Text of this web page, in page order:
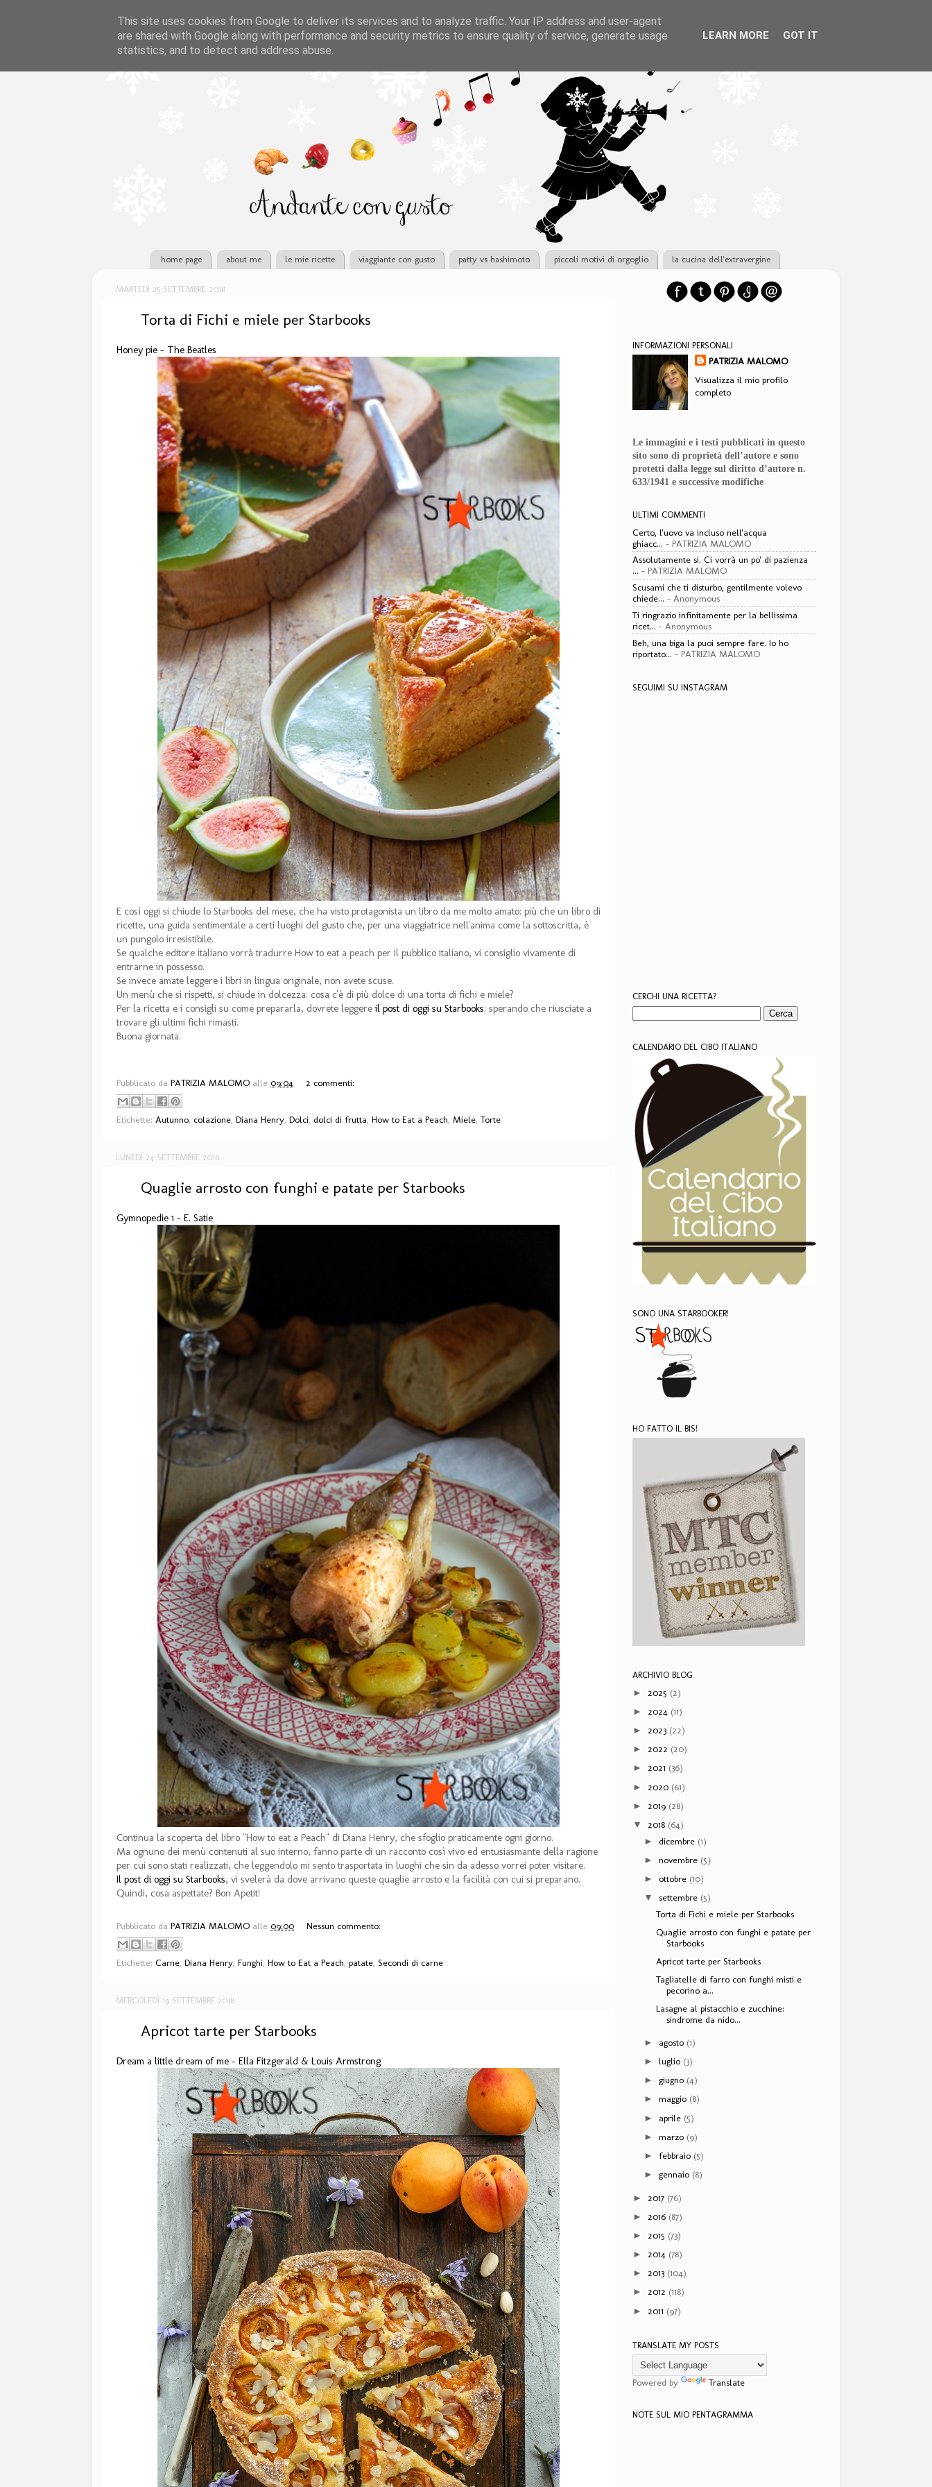
home page about me le mie ricette viaggiante con gusto patty vs hashimoto piccoli motivi di orgoglio la cucina dell'extravergine
MARTEDÌ 25 SETTEMBRE 2018
Torta di Fichi e miele per Starbooks
Honey pie - The Beatles
E così oggi si chiude lo Starbooks del mese, che ha visto protagonista un libro da me molto amato: più che un libro di
ricette, una guida sentimentale a certi luoghi del gusto che, per una viaggiatrice nell'anima come la sottoscritta, è
un pungolo irresistibile.
Se qualche editore italiano vorrà tradurre How to eat a peach per il pubblico italiano, vi consiglio vivamente di
entrarne in possesso.
Se invece amate leggere i libri in lingua originale, non avete scuse.
Un menù che si rispetti, si chiude in dolcezza: cosa c'è di più dolce di una torta di fichi e miele?
Per la ricetta e i consigli su come prepararla, dovrete leggere il post di oggi su Starbooks: sperando che riusciate a
trovare gli ultimi fichi rimasti.
Buona giornata.
Pubblicato da PATRIZIA MALOMO alle 09:04 2 commenti:
Etichette: Autunno, colazione, Diana Henry, Dolci, dolci di frutta, How to Eat a Peach, Miele, Torte
LUNEDÌ 24 SETTEMBRE 2018
Quaglie arrosto con funghi e patate per Starbooks
Gymnopedie 1 - E. Satie
Continua la scoperta del libro "How to eat a Peach" di Diana Henry, che sfoglio praticamente ogni giorno.
Ma ognuno dei menù contenuti al suo interno, fanno parte di un racconto così vivo ed entusiasmante della ragione
per cui sono stati realizzati, che leggendolo mi sento trasportata in luoghi che sin da adesso vorrei poter visitare.
Il post di oggi su Starbooks, vi svelerà da dove arrivano queste quaglie arrosto e la facilità con cui si preparano.
Quindi, cosa aspettate? Bon Apetit!
Pubblicato da PATRIZIA MALOMO alle 09:00 Nessun commento:
Etichette: Carne, Diana Henry, Funghi, How to Eat a Peach, patate, Secondi di carne
MERCOLEDÌ 19 SETTEMBRE 2018
Apricot tarte per Starbooks
Dream a little dream of me - Ella Fitzgerald & Louis Armstrong
INFORMAZIONI PERSONALI
PATRIZIA MALOMO
Visualizza il mio profilo
completo
Le immagini e i testi pubblicati in questo
sito sono di proprietà dell’autore e sono
protetti dalla legge sul diritto d’autore n.
633/1941 e successive modifiche
ULTIMI COMMENTI
Certo, l'uovo va incluso nell'acqua
ghiacc... - PATRIZIA MALOMO
Assolutamente si. Ci vorrà un po' di pazienza
... - PATRIZIA MALOMO
Scusami che ti disturbo, gentilmente volevo
chiede... - Anonymous
Ti ringrazio infinitamente per la bellissima
ricet... - Anonymous
Beh, una biga la puoi sempre fare. Io ho
riportato... - PATRIZIA MALOMO
SEGUIMI SU INSTAGRAM
CERCHI UNA RICETTA?
CALENDARIO DEL CIBO ITALIANO
SONO UNA STARBOOKER!
HO FATTO IL BIS!
ARCHIVIO BLOG
► 2025 (2)
► 2024 (11)
► 2023 (22)
► 2022 (20)
► 2021 (36)
► 2020 (61)
► 2019 (28)
▼ 2018 (64)
► dicembre (1)
►novembre (5)
► ottobre (10)
▼ settembre (5)
Torta di Fichi e miele per Starbooks
Quaglie arrosto con funghi e patate per
Starbooks
Apricot tarte per Starbooks
Tagliatelle di farro con funghi misti e
pecorino a...
Lasagne al pistacchio e zucchine:
sindrome da nido...
► agosto (1)
►luglio (3)
► giugno (4)
►maggio (8)
► aprile (5)
►marzo (9)
►febbraio (5)
► gennaio (8)
► 2017 (76)
► 2016 (87)
► 2015 (73)
► 2014 (78)
► 2013 (104)
► 2012 (118)
► 2011 (97)
TRANSLATE MY POSTS
Powered by Translate
NOTE SUL MIO PENTAGRAMMA
This site uses cookies from Google to deliver its services and to analyze traffic. Your IP address and user-agent
are shared with Google along with performance and security metrics to ensure quality of service, generate usage
statistics, and to detect and address abuse.
LEARN MORE GOT IT